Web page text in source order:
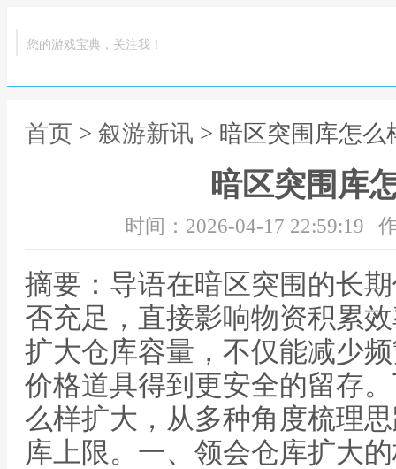
您的游戏宝典，关注我！
首页 > 叙游新讯 > 暗区突围库怎么
暗区突围库
时间：2026-04-17 22:59:19
摘要：导语在暗区突围的长
否充足，直接影响物资积累
扩大仓库容量，不仅能减少
价格道具得到更安全的留存
么样扩大，从多种角度梳理
库上限。一、领会仓库扩大